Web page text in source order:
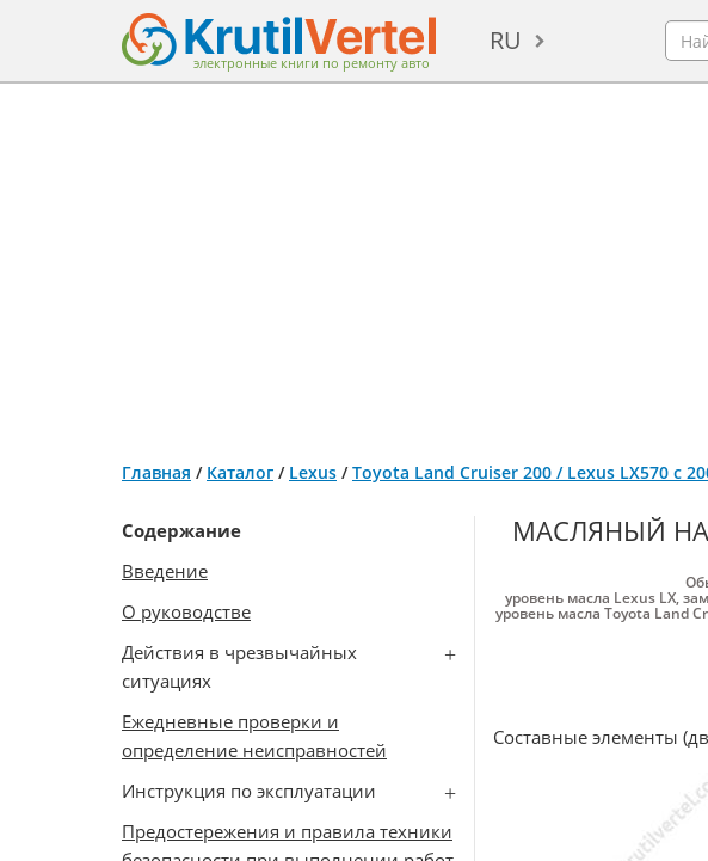
электронные книги по ремонту авто
RU
Главная / Каталог / Lexus /Toyota Land Cruiser 200 / Lexus LX570 с
Содержание
Введение
О руководстве
Действия в чрезвычайных
ситуациях
Ежедневные проверки и
определение неисправностей
Инструкция по эксплуатации
Предостережения и правила техники
МАСЛЯНЫЙ
уровень масла Lexus LX,
уровень масла Toyota Land
Составные элементы